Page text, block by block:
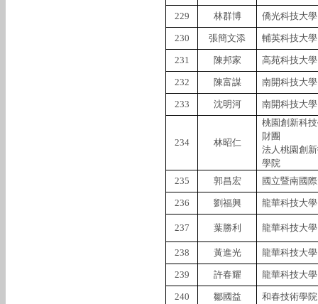
229 林群博 僑光科技大學
230 張簡文添 輔英科技大學
231 陳邦家 高苑科技大學
232 陳富謀 南開科技大學
233 沈明河 南開科技大學
234 林昭仁
桃園創新科
財團
法人桃園創
學院
235
郭昌宏 國立暨南國
236 劉福興 龍華科技大學
237 葉勝利 龍華科技大學
238 黃進光 龍華科技大學
239 許春耀 龍華科技大學
240 鄒國益 和春技術學院